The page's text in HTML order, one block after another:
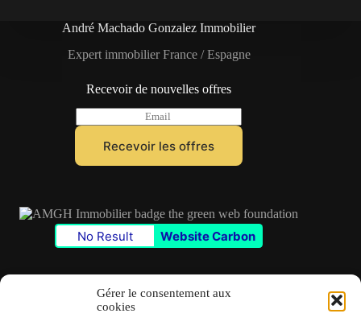
Gérer le consentement aux
cookies
André Machado Gonzalez Immobilier
Expert immobilier France / Espagne
Recevoir de nouvelles offres
m
l
Recevoir les offres
No Result Website Carbon